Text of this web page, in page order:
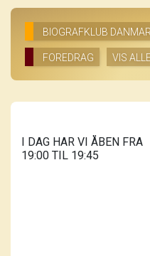
BIOGRAFKLUB
FOREDRAG VIS
I DAG HAR VI ÅBEN FRA
19:00 TIL 19:45